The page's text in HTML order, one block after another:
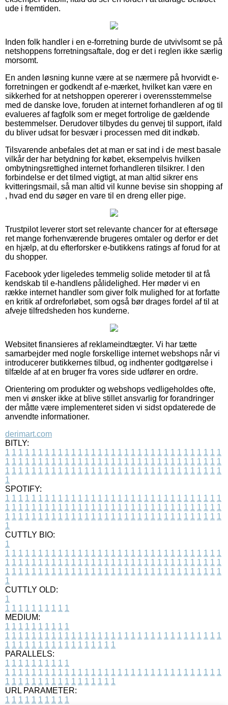
ude i fremtiden.
Inden folk handler i en e-forretning burde de utvivlsomt se på
netshoppens forretningsaftale, dog er det i reglen ikke særlig
morsomt.
En anden løsning kunne være at se nærmere på hvorvidt e-
forretningen er godkendt af e-mærket, hvilket kan være en
sikkerhed for at netshoppen opererer i overensstemmelse
med de danske love, foruden at internet forhandleren af og til
evalueres af fagfolk som er meget fortrolige de gældende
bestemmelser. Derudover tilbydes du genvej til support, ifald
du bliver udsat for besvær i processen med dit indkøb.
Tilsvarende anbefales det at man er sat ind i de mest basale
vilkår der har betydning for købet, eksempelvis hvilken
ombytningsrettighed internet forhandleren tilsikrer. I den
forbindelse er det tilmed vigtigt, at man altid sikrer ens
kvitteringsmail, så man altid vil kunne bevise sin shopping af
, hvad end du søger en vare til en dreng eller pige.
Trustpilot leverer stort set relevante chancer for at eftersøge
ret mange forhenværende brugeres omtaler og derfor er det
en hjælp, at du efterforsker e-butikkens ratings af forud for at
du shopper.
Facebook yder ligeledes temmelig solide metoder til at få
kendskab til e-handlens pålidelighed. Her møder vi en
række internet handler som giver folk mulighed for at forfatte
en kritik af ordreforløbet, som også bør drages fordel af til at
afveje tilfredsheden hos kunderne.
Websitet finansieres af reklameindtægter. Vi har tætte
samarbejder med nogle forskellige internet webshops når vi
introducerer butikkernes tilbud, og indhenter godtgørelse i
tilfælde af at en bruger fra vores side udfører en ordre.
Orientering om produkter og webshops vedligeholdes ofte,
men vi ønsker ikke at blive stillet ansvarlig for forandringer
der måtte være implementeret siden vi sidst opdaterede de
anvendte informationer.
derimart.com
BITLY:
1 1 1 1 1 1 1 1 1 1 1 1 1 1 1 1 1 1 1 1 1 1 1 1 1 1 1 1 1 1 1 1 1
1 1 1 1 1 1 1 1 1 1 1 1 1 1 1 1 1 1 1 1 1 1 1 1 1 1 1 1 1 1 1 1 1
1 1 1 1 1 1 1 1 1 1 1 1 1 1 1 1 1 1 1 1 1 1 1 1 1 1 1 1 1 1 1 1 1
1
SPOTIFY:
1 1 1 1 1 1 1 1 1 1 1 1 1 1 1 1 1 1 1 1 1 1 1 1 1 1 1 1 1 1 1 1 1
1 1 1 1 1 1 1 1 1 1 1 1 1 1 1 1 1 1 1 1 1 1 1 1 1 1 1 1 1 1 1 1 1
1 1 1 1 1 1 1 1 1 1 1 1 1 1 1 1 1 1 1 1 1 1 1 1 1 1 1 1 1 1 1 1 1
1
CUTTLY BIO:
1
1 1 1 1 1 1 1 1 1 1 1 1 1 1 1 1 1 1 1 1 1 1 1 1 1 1 1 1 1 1 1 1 1
1 1 1 1 1 1 1 1 1 1 1 1 1 1 1 1 1 1 1 1 1 1 1 1 1 1 1 1 1 1 1 1 1
1 1 1 1 1 1 1 1 1 1 1 1 1 1 1 1 1 1 1 1 1 1 1 1 1 1 1 1 1 1 1 1 1
1
CUTTLY OLD:
1
1 1 1 1 1 1 1 1 1 1
MEDIUM:
1 1 1 1 1 1 1 1 1 1
1 1 1 1 1 1 1 1 1 1 1 1 1 1 1 1 1 1 1 1 1 1 1 1 1 1 1 1 1 1 1 1 1
1 1 1 1 1 1 1 1 1 1 1 1 1 1 1 1 1
PARALLELS:
1 1 1 1 1 1 1 1 1 1
1 1 1 1 1 1 1 1 1 1 1 1 1 1 1 1 1 1 1 1 1 1 1 1 1 1 1 1 1 1 1 1 1
1 1 1 1 1 1 1 1 1 1 1 1 1 1 1 1 1
URL PARAMETER:
1 1 1 1 1 1 1 1 1 1